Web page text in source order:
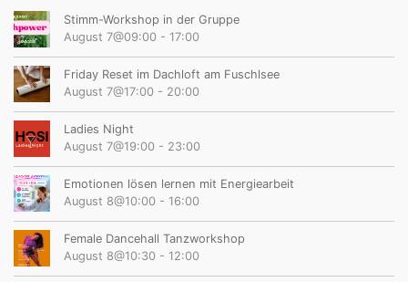
Stimm-Workshop in der Gruppe
August 7@09:00 - 17:00
Friday Reset im Dachloft am Fuschlsee
August 7@17:00 - 20:00
Ladies Night
August 7@19:00 - 23:00
Emotionen lösen lernen mit Energiearbeit
August 8@10:00 - 16:00
Female Dancehall Tanzworkshop
August 8@10:30 - 12:00